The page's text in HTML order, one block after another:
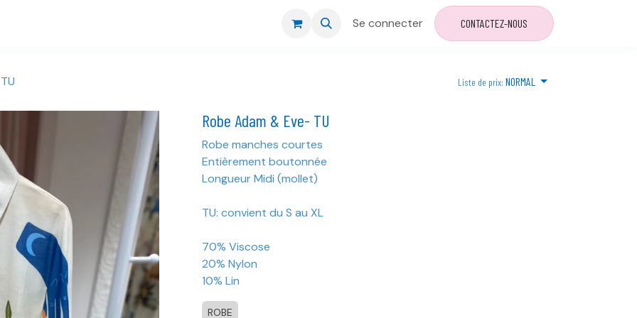
Livraison et retour Se connecter CONTACTEZ-NOUS
Liste de prix: NORMAL
Robe Adam & Eve- TU
Robe manches courtes
Entièrement boutonnée
Longueur Midi (mollet)
TU: convient du S au XL
70% Viscose
20% Nylon
10% Lin
ROBE